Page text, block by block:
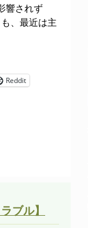
響されず
、最近は主
Reddit
ブル】